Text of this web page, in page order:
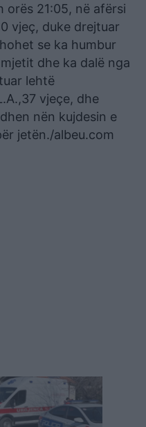
orës 21:05, në afërsi
vjeç, duke drejtuar
se ka humbur
dhe ka dalë nga
lehtë
vjeçe, dhe
nën kujdesin e
jetën./albeu.com